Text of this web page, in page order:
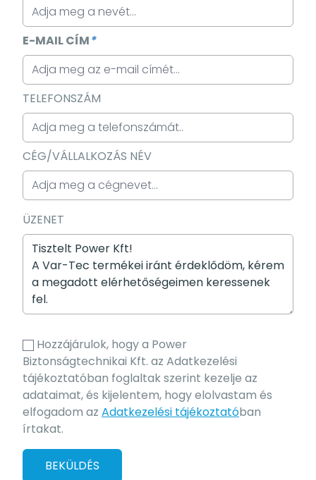
E-MAIL CÍM*
TELEFONSZÁM
CÉG/VÁLLALKOZÁS NÉV
ÜZENET
Hozzájárulok, hogy a Power
Biztonságtechnikai Kft. az Adatkezelési
tájékoztatóban foglaltak szerint kezelje az
adataimat, és kijelentem, hogy elolvastam és
elfogadom az Adatkezelési tájékoztatóban
írtakat.
BEKÜLDÉS